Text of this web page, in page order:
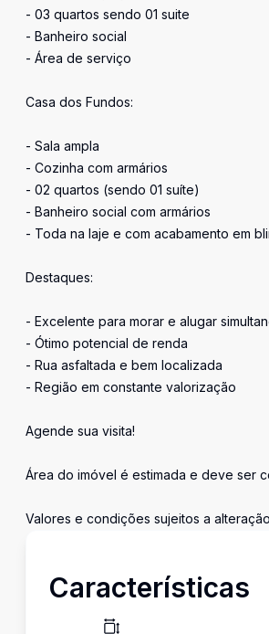
- 03 quartos sendo 01 suite
- Banheiro social
- Área de serviço
Casa dos Fundos:
- Sala ampla
- Cozinha com armários
- 02 quartos (sendo 01 suíte)
- Banheiro social com armários
- Toda na laje e com acabamento em
Destaques:
- Excelente para morar e alugar
- Ótimo potencial de renda
- Rua asfaltada e bem localizada
- Região em constante valorização
Agende sua visita!
Área do imóvel é estimada e deve ser
Valores e condições sujeitos a
Características